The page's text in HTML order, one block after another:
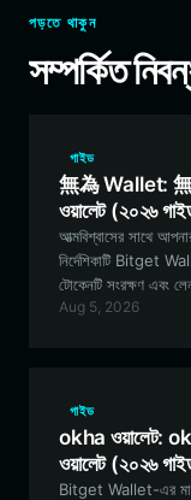
পড়তে থাকুন
সম্পর্কিত
গাইড
無為 Wallet: 無為
ওয়ালেট (২০২৬
আত্মবিশ্বাসের সাথে
নির্দেশিকাটি Bitget
টোকেনটি সংরক্ষণ এবং
করে যে আপনি EVM
Aug 5, 2026
গাইড
okha ওয়ালেট:
ওয়ালেট (২০২৬
Bitget Wallet-এর